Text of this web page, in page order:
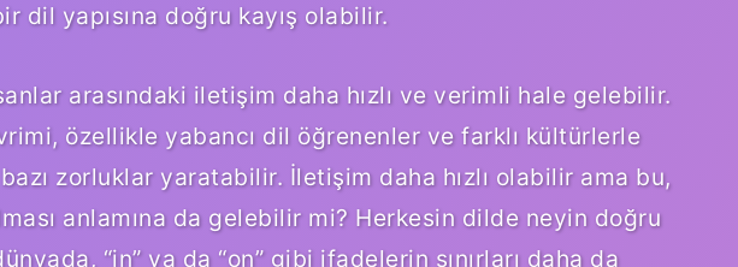
dil yapısına doğru kayış olabilir.
arasındaki iletişim daha hızlı ve verimli hale gelebilir.
özellikle yabancı dil öğrenenler ve farklı kültürlerle
zorluklar yaratabilir. İletişim daha hızlı olabilir ama bu,
anlamına da gelebilir mi? Herkesin dilde neyin doğru
“in” ya da “on” gibi ifadelerin sınırları daha da